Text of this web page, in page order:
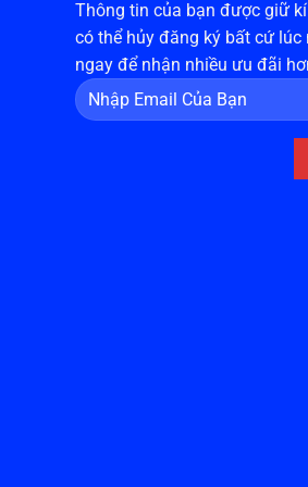
Thông tin của bạn được giữ
có thể hủy đăng ký bất cứ lúc
ngay để nhận nhiều ưu đãi